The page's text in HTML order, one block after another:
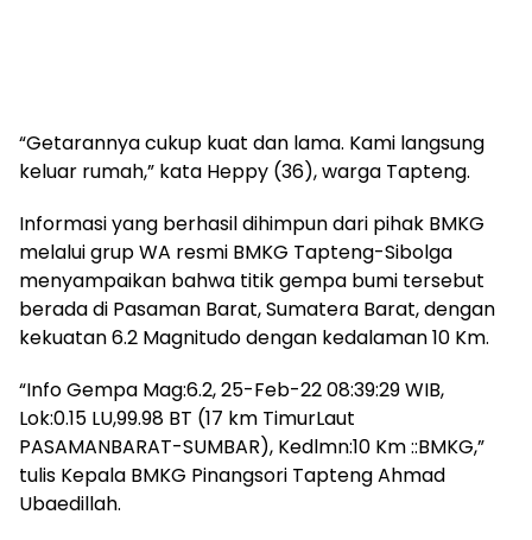
“Getarannya cukup kuat dan lama. Kami langsung
keluar rumah,” kata Heppy (36), warga Tapteng.
Informasi yang berhasil dihimpun dari pihak BMKG
melalui grup WA resmi BMKG Tapteng-Sibolga
menyampaikan bahwa titik gempa bumi tersebut
berada di Pasaman Barat, Sumatera Barat, dengan
kekuatan 6.2 Magnitudo dengan kedalaman 10 Km.
“Info Gempa Mag:6.2, 25-Feb-22 08:39:29 WIB,
Lok:0.15 LU,99.98 BT (17 km TimurLaut
PASAMANBARAT-SUMBAR), Kedlmn:10 Km ::BMKG,”
tulis Kepala BMKG Pinangsori Tapteng Ahmad
Ubaedillah.